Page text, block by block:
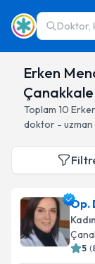
Doktor,
Erken
Çanakkale
Toplam 10
doktor - uzman
Op.
5 (